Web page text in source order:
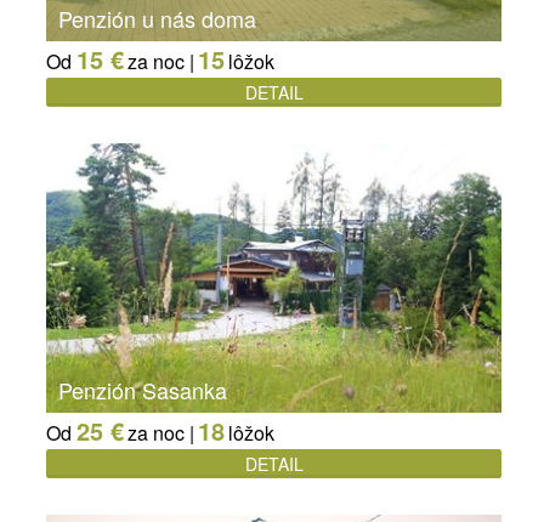
Penzión u nás doma
Od 15 €za noc | 15lôžok
DETAIL
Penzión Sasanka
Od 25 €za noc | 18lôžok
DETAIL